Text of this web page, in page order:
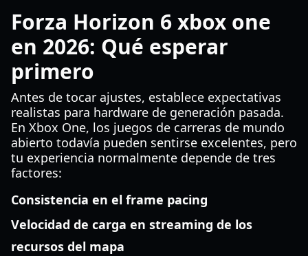
Forza Horizon 6 xbox one
en 2026: Qué esperar
primero
Antes de tocar ajustes, establece expectativas
realistas para hardware de generación pasada.
En Xbox One, los juegos de carreras de mundo
abierto todavía pueden sentirse excelentes, pero
tu experiencia normalmente depende de tres
factores:
Consistencia en el frame pacing
Velocidad de carga en streaming de los
recursos del mapa